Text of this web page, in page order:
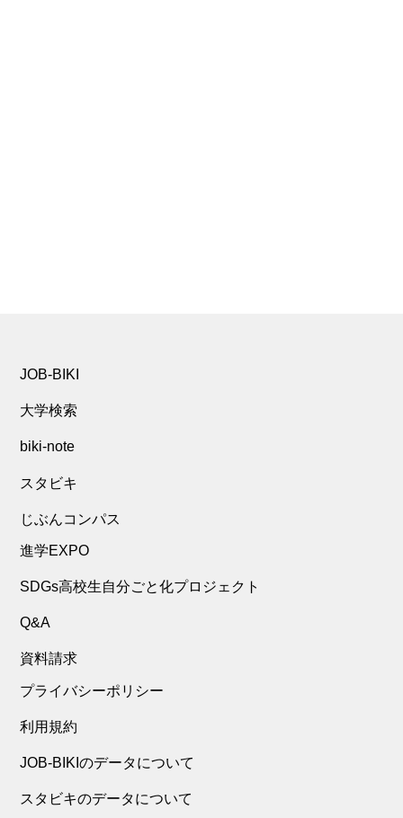
JOB-BIKI
大学検索
biki-note
スタビキ
じぶんコンパス
進学EXPO
SDGs高校生自分ごと化プロジェクト
Q&A
資料請求
プライバシーポリシー
利用規約
JOB-BIKIのデータについて
スタビキのデータについて